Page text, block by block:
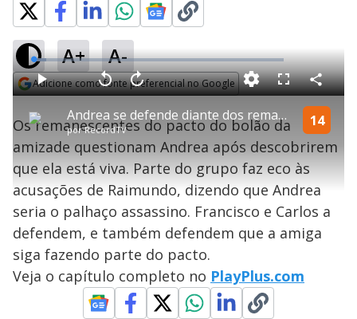
A+ A-
Adicione como fonte preferencial no Google
P
l
a
y
Andrea se defende diante dos remanescentes do pacto | Vidas em Jogo
porRecordTV
14
P V
t
a
r
1
0
e
g
n
d
s
A
a
n
ç
a
1
s
e
u
n
o
s
M
u
L
o
a
d
e
5
.
1
9
%
F
l
s
c
e
n
C
o
m
a
i
l
Os remanescentes do pacto do bolão da
amizade questionam Andrea após descobrirem
que ela está viva. Parte do grupo faz eco às
acusações de Raimundo, dizendo que Andrea
seria o palhaço assassino. Francisco e Carlos a
defendem, e também defendem que a amiga
siga fazendo parte do pacto.
Veja o capítulo completo no PlayPlus.com